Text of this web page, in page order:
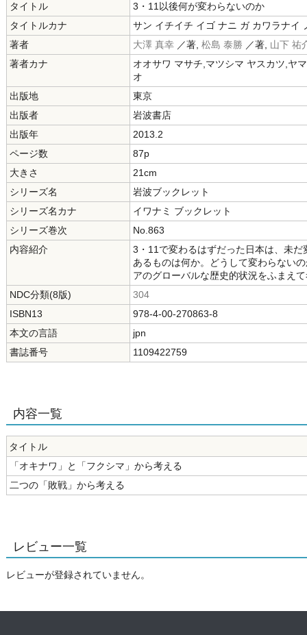
タイトル
3・11以後何が変わらないのか
タイトルカナ
サン イチイチ イゴ ナニ ガ カワラナイ
著者
大澤 真幸 ／著, 松島 泰勝 ／著, 山下 祐
著者カナ
オオサワ マサチ,マツシマ ヤスカツ,ヤ
オ
出版地
東京
出版者
岩波書店
出版年
2013.2
ページ数
87p
大きさ
21cm
シリーズ名
岩波ブックレット
シリーズ名カナ
イワナミ ブックレット
シリーズ巻次
No.863
内容紹介
3・11で変わるはずだった日本は、未
あるものは何か。どうして変わらない
アのグローバルな歴史的状況をふまえ
NDC分類(8版)
304
ISBN13
978-4-00-270863-8
本文の言語
jpn
書誌番号
1109422759
内容一覧
タイトル
「オキナワ」と「フクシマ」から考える
二つの「敗戦」から考える
レビュー一覧
レビューが登録されていません。